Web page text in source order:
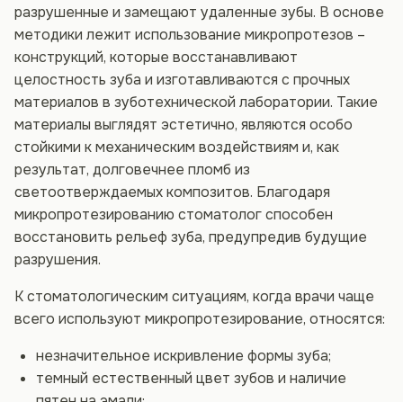
разрушенные и замещают удаленные зубы. В основе
методики лежит использование микропротезов –
конструкций, которые восстанавливают
целостность зуба и изготавливаются с прочных
материалов в зуботехнической лаборатории. Такие
материалы выглядят эстетично, являются особо
стойкими к механическим воздействиям и, как
результат, долговечнее пломб из
светоотверждаемых композитов. Благодаря
микропротезированию стоматолог способен
восстановить рельеф зуба, предупредив будущие
разрушения.
К стоматологическим ситуациям, когда врачи чаще
всего используют микропротезирование, относятся:
незначительное искривление формы зуба;
темный естественный цвет зубов и наличие